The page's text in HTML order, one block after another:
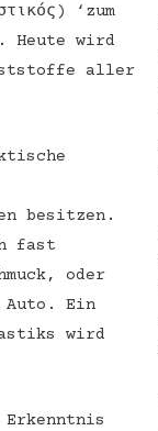
‘zum
Heute wird
aller
besitzen.
fast
oder
Auto. Ein
wird